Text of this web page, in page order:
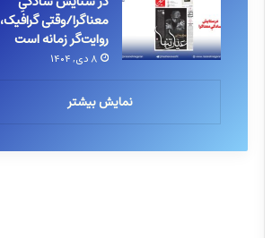
معناگرا/وقتی گرافیک،
روایت‌گر زمانه است
۸ دی, ۱۴۰۴
نمایش بیشتر